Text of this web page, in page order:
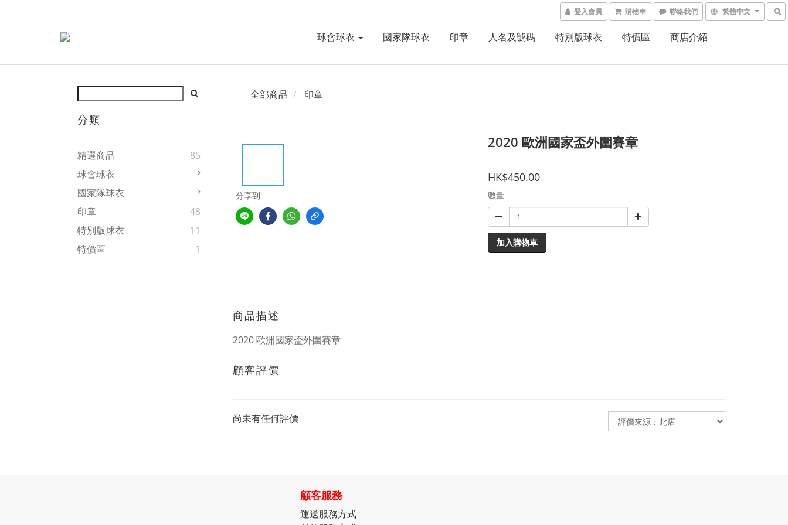
登入會員 購物車 聯絡我們 繁體中文
球會球衣 國家隊球衣 印章 人名及號碼 特別版球衣 特價區 商店介紹
分類
精選商品
85
球會球衣
國家隊球衣
印章
48
特別版球衣
11
特價區
1
全部商品 印章
分享到
2020 歐洲國家盃外圍賽章
HK$450.00
數量
加入購物車
商品描述
2020 歐洲國家盃外圍賽章
顧客評價
尚未有任何評價
顧客服務
運送服務方式